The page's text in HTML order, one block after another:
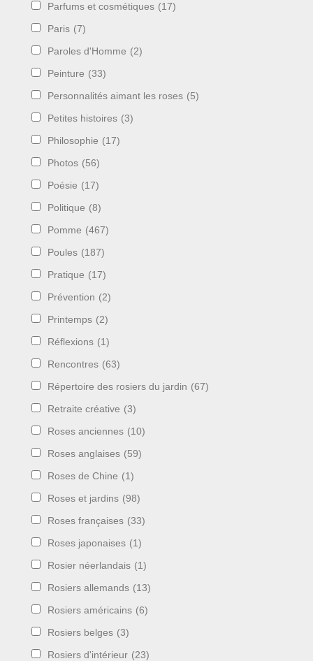
Parfums et cosmétiques (17)
Paris (7)
Paroles d'Homme (2)
Peinture (33)
Personnalités aimant les roses (5)
Petites histoires (3)
Philosophie (17)
Photos (56)
Poésie (17)
Politique (8)
Pomme (467)
Poules (187)
Pratique (17)
Prévention (2)
Printemps (2)
Réflexions (1)
Rencontres (63)
Répertoire des rosiers du jardin (67)
Retraite créative (3)
Roses anciennes (10)
Roses anglaises (59)
Roses de Chine (1)
Roses et jardins (98)
Roses françaises (33)
Roses japonaises (1)
Rosier néerlandais (1)
Rosiers allemands (13)
Rosiers américains (6)
Rosiers belges (3)
Rosiers d'intérieur (23)